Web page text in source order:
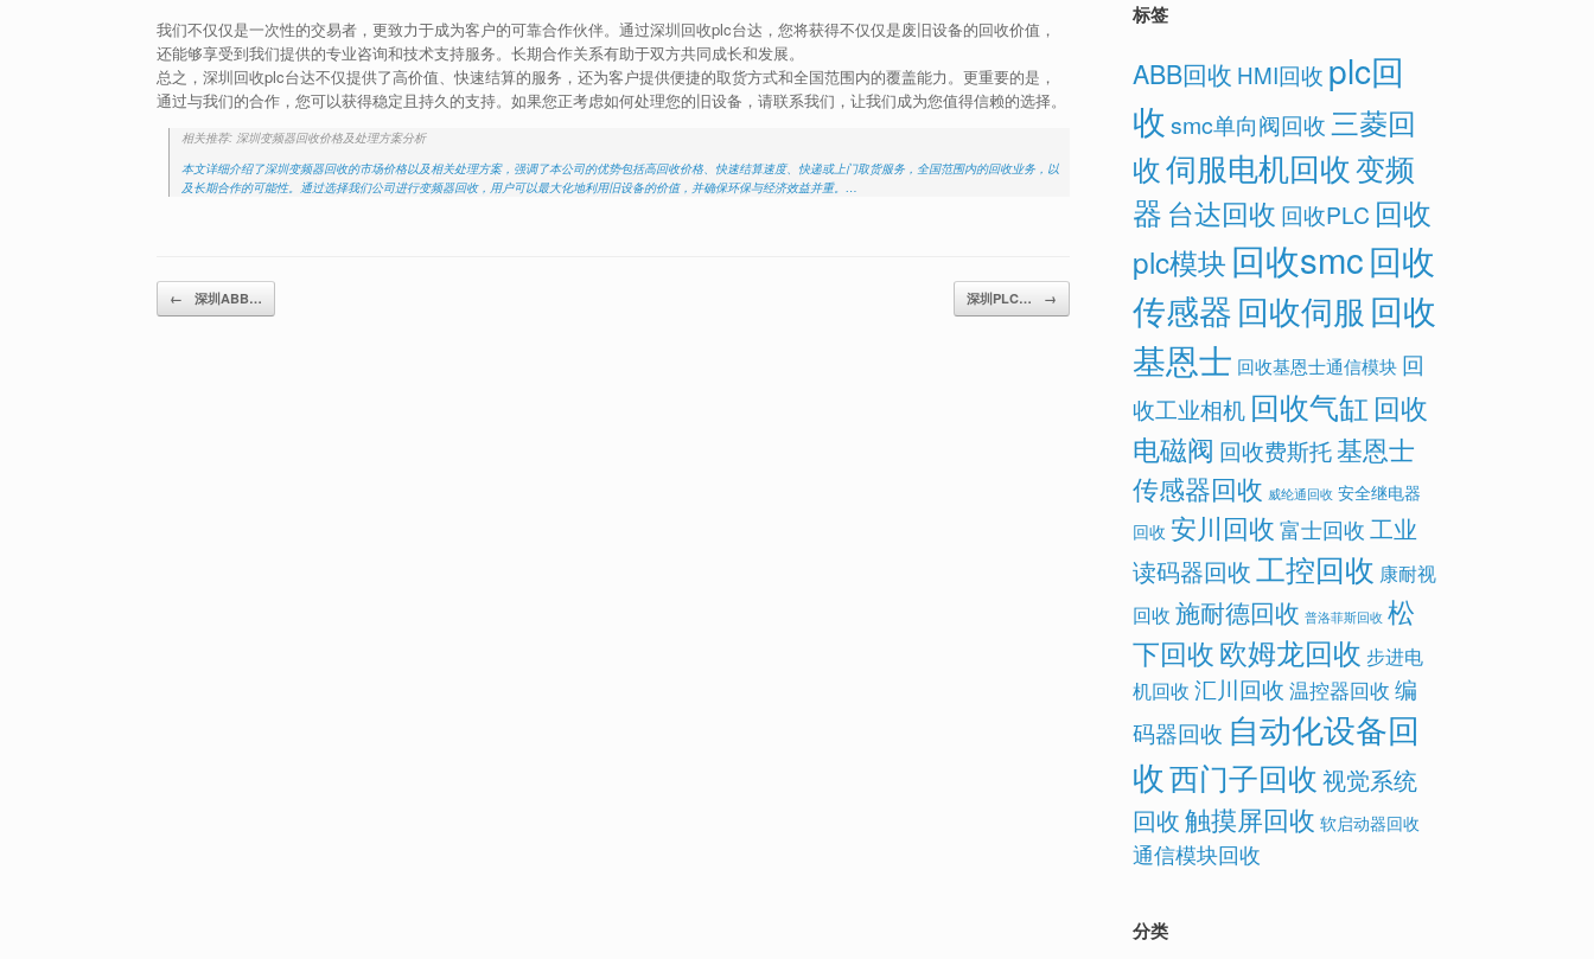
我们不仅仅是一次性的交易者，更致力于成为客户的可靠合作伙伴。通过深圳回收plc台达，您将获得不仅仅是废旧设备的回收价值，
还能够享受到我们提供的专业咨询和技术支持服务。长期合作关系有助于双方共同成长和发展。
总之，深圳回收plc台达不仅提供了高价值、快速结算的服务，还为客户提供便捷的取货方式和全国范围内的覆盖能力。更重要的是，
通过与我们的合作，您可以获得稳定且持久的支持。如果您正考虑如何处理您的旧设备，请联系我们，让我们成为您值得信赖的选择。
相关推荐: 深圳变频器回收价格及处理方案分析
本文详细介绍了深圳变频器回收的市场价格以及相关处理方案，强调了本公司的优势包括高回收价格、快速结算速度、快递或上门取货服务，全国范围内的回收业务，以
及长期合作的可能性。通过选择我们公司进行变频器回收，用户可以最大化地利用旧设备的价值，并确保环保与经济效益并重。…
Post navigation
← 深圳ABB… 深圳PLC… →
标签
ABB回收 HMI回收 plc回
收 smc单向阀回收三菱回
收伺服电机回收变频
器 台达回收 回收PLC 回收
plc模块 回收smc回收
传感器回收伺服 回收
基恩士 回收基恩士通信模块 回
收工业相机 回收气缸 回收
电磁阀 回收费斯托基恩士
传感器回收 威纶通回收 安全继电器
回收 安川回收 富士回收 工业
读码器回收工控回收 康耐视
回收 施耐德回收 普洛菲斯回收 松
下回收欧姆龙回收 步进电
机回收 汇川回收 温控器回收 编
码器回收 自动化设备回
收西门子回收视觉系统
回收触摸屏回收 软启动器回收
通信模块回收
分类